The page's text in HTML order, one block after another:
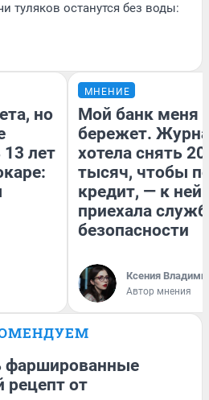
туляков останутся без воды:
но
лет
МНЕНИЕ
Мой банк меня
бережет.
хотела снять
тысяч, чтобы
кредит, — к
приехала
безопасности
Ксения
Автор мнения
фаршированные
рецепт от